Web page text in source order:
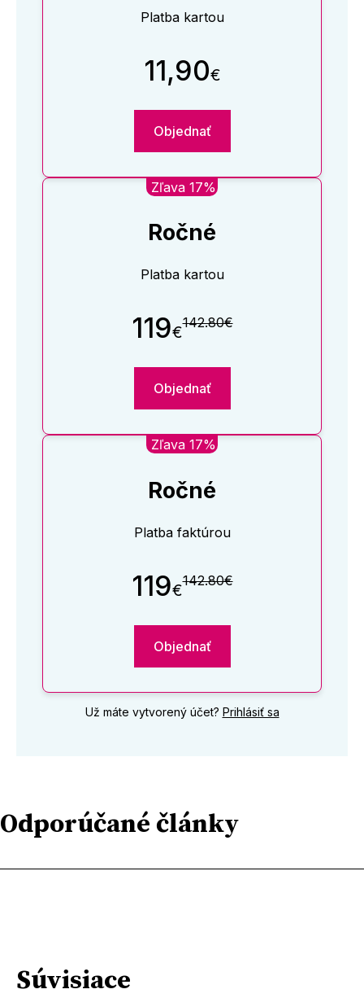
Platba kartou
11,90€
Objednať
Zľava 17%
Ročné
Platba kartou
119€142.80€
Objednať
Zľava 17%
Ročné
Platba faktúrou
119€142.80€
Objednať
Už máte vytvorený účet? Prihlásiť sa
Odporúčané články
Súvisiace